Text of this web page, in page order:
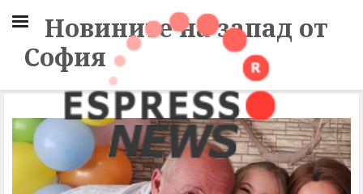
Новините на запад от
София